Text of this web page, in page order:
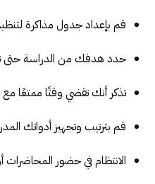
قم بإعداد جدول مذاكرة
حدد هدفك من الدراسة حتى
تذكر أنك تقضي وقتًا ممتعًا
قم بترتيب وتجهيز أدواتك
الانتظام في حضور